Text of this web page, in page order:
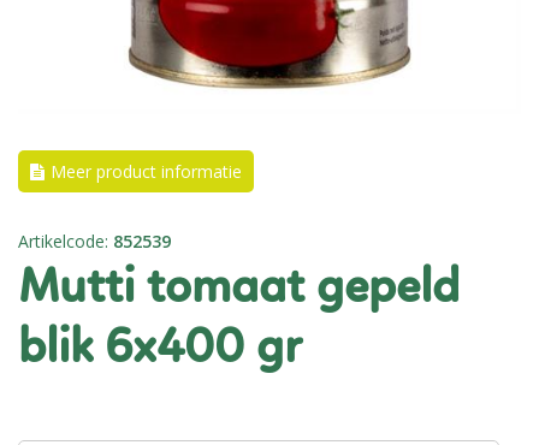
Meer product informatie
Artikelcode: 852539
mutti tomaat gepeld
blik 6x400 gr